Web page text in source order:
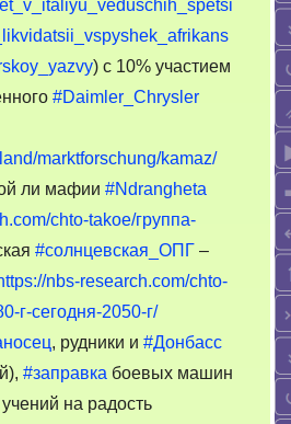
) с 10% участием
#Daimler_Chrysler
marktforschung/kamaz/
ли мафии #Ndrangheta
chto-takoe/группа-
#cолнцевская_ОПГ –
nbs-research.com/chto-
г-сегодня-2050-г/
, рудники и #Донбасс
#заправка боевых машин
на радость